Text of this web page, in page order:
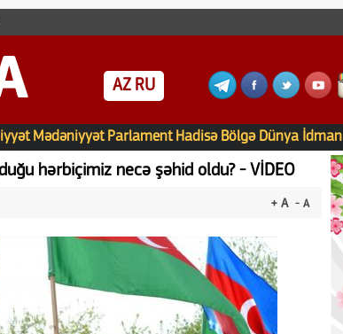
AZ RU
Mədəniyyət Parlament Hadisə Bölgə Dünya İdman
hərbiçimiz necə şəhid oldu? - VİDEO
+ A - A